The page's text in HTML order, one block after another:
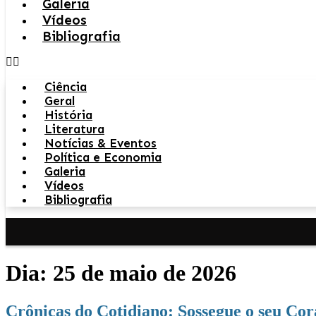
Galeria
Vídeos
Bibliografia
Ciência
Geral
História
Literatura
Notícias & Eventos
Política e Economia
Galeria
Vídeos
Bibliografia
Dia: 25 de maio de 2026
Crônicas do Cotidiano: Sossegue o seu